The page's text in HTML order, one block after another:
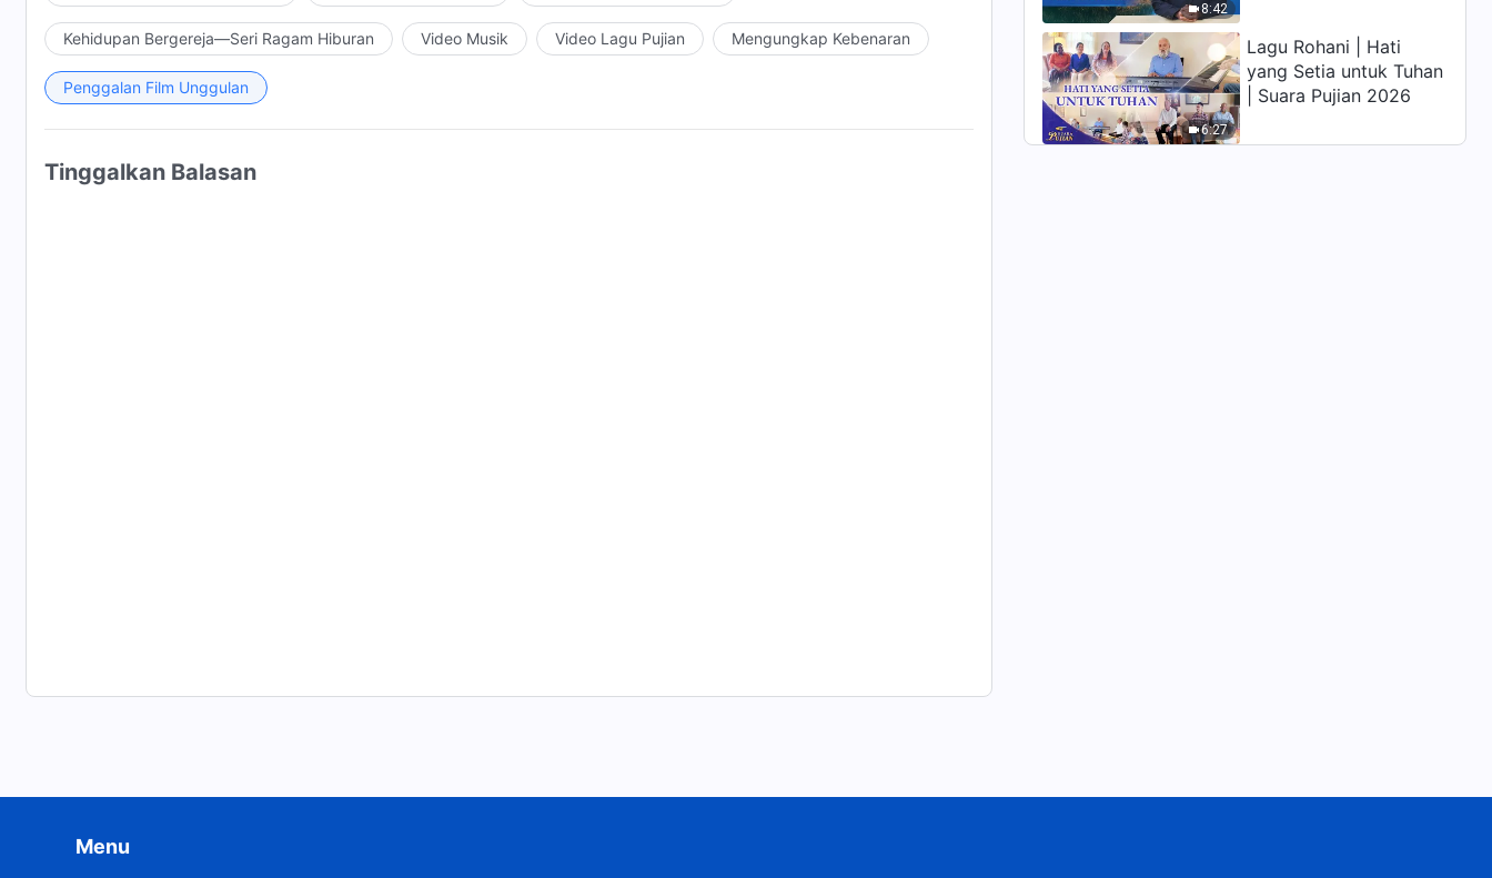
Kehidupan Bergereja—Seri Ragam Hiburan Video Musik Video Lagu Pujian Mengungkap Kebenaran
Penggalan Film Unggulan
Tinggalkan Balasan
8:42
Awan"
6:27
Lagu Rohani | Hati
yang Setia untuk Tuhan
| Suara Pujian 2026
Menu